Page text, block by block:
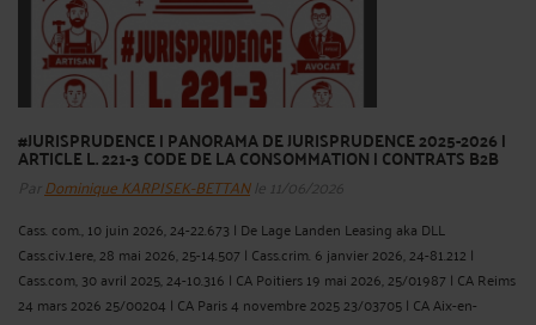
#JURISPRUDENCE | PANORAMA DE JURISPRUDENCE 2025-2026 |
ARTICLE L. 221-3 CODE DE LA CONSOMMATION | CONTRATS B2B
Par Dominique KARPISEK-BETTANle 11/06/2026
Cass. com., 10 juin 2026, 24-22.673 | De Lage Landen Leasing aka DLL
Cass.civ.1ere, 28 mai 2026, 25-14.507 | Cass.crim. 6 janvier 2026, 24-81.212 |
Cass.com, 30 avril 2025, 24-10.316 | CA Poitiers 19 mai 2026, 25/01987 | CA Reims
24 mars 2026 25/00204 | CA Paris 4 novembre 2025 23/03705 | CA Aix-en-